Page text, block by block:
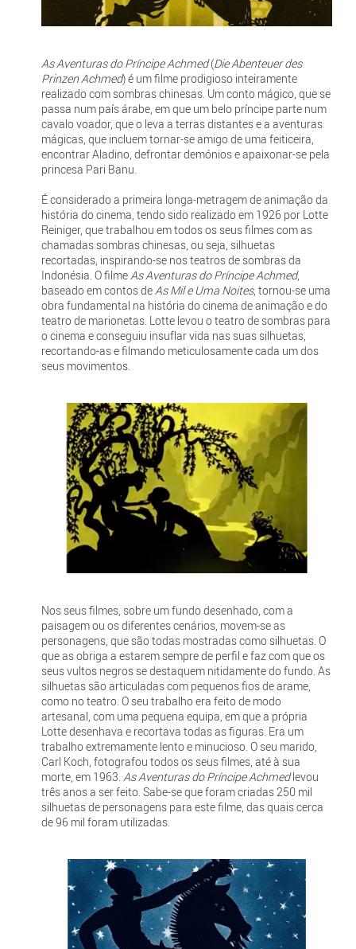
As Aventuras do Príncipe Achmed(Die Abenteuer des
Prinzen Achmed) é um filme prodigioso inteiramente
realizado com sombras chinesas. Um conto mágico, que se
passa num país árabe, em que um belo príncipe parte num
cavalo voador, que o leva a terras distantes e a aventuras
mágicas, que incluem tornar-se amigo de uma feiticeira,
encontrar Aladino, defrontar demónios e apaixonar-se pela
princesa Pari Banu.
É considerado a primeira longa-metragem de animação da
história do cinema, tendo sido realizado em 1926 por Lotte
Reiniger, que trabalhou em todos os seus filmes com as
chamadas sombras chinesas, ou seja, silhuetas
recortadas, inspirando-se nos teatros de sombras da
Indonésia. O filme As Aventuras do Príncipe Achmed,
baseado em contos de As Mil e Uma Noites, tornou-se uma
obra fundamental na história do cinema de animação e do
teatro de marionetas. Lotte levou o teatro de sombras para
o cinema e conseguiu insuflar vida nas suas silhuetas,
recortando-as e filmando meticulosamente cada um dos
seus movimentos.
Nos seus filmes, sobre um fundo desenhado, com a
paisagem ou os diferentes cenários, movem-se as
personagens, que são todas mostradas como silhuetas. O
que as obriga a estarem sempre de perfil e faz com que os
seus vultos negros se destaquem nitidamente do fundo. As
silhuetas são articuladas com pequenos fios de arame,
como no teatro. O seu trabalho era feito de modo
artesanal, com uma pequena equipa, em que a própria
Lotte desenhava e recortava todas as figuras. Era um
trabalho extremamente lento e minucioso. O seu marido,
Carl Koch, fotografou todos os seus filmes, até à sua
morte, em 1963. As Aventuras do Príncipe Achmedlevou
três anos a ser feito. Sabe-se que foram criadas 250 mil
silhuetas de personagens para este filme, das quais cerca
de 96 mil foram utilizadas.